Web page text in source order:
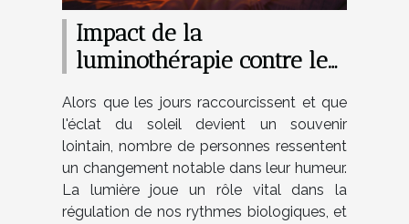
Impact de la
luminothérapie contre le
Alors que les jours raccourcissent et que
l'éclat du soleil devient un souvenir
lointain, nombre de personnes ressentent
un changement notable dans leur humeur.
La lumière joue un rôle vital dans la
régulation de nos rythmes biologiques, et